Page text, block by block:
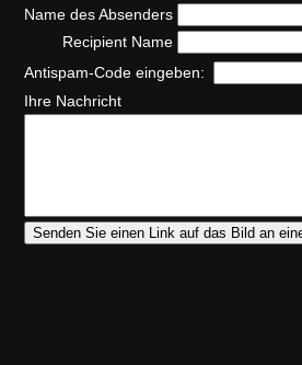
Name des Absenders
Recipient Name
Antispam-Code eingeben:
Ihre Nachricht